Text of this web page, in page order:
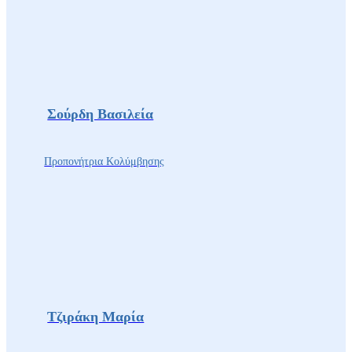
Σούρδη Βασιλεία
Προπονήτρια Κολύμβησης
Τζιράκη Μαρία